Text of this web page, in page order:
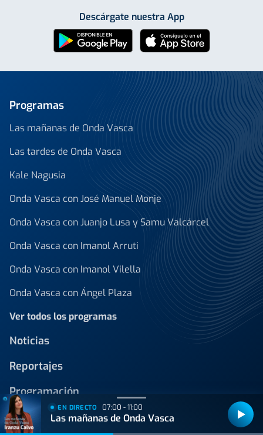
Descárgate nuestra App
Programas
Las mañanas de Onda Vasca
Las tardes de Onda Vasca
Kale Nagusia
Onda Vasca con José Manuel Monje
Onda Vasca con Juanjo Lusa y Samu Valcárcel
Onda Vasca con Imanol Arruti
Onda Vasca con Imanol Vilella
Onda Vasca con Ángel Plaza
Ver todos los programas
Noticias
Reportajes
Programación
EN DIRECTO 07:00 - 11:00
Las mañanas de Onda Vasca